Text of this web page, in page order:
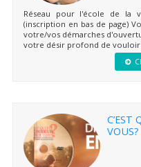
Réseau pour l'école de la
(inscription en bas de page)
votre/vos démarches
votre désir profond de vouloir
C’EST
VOUS?